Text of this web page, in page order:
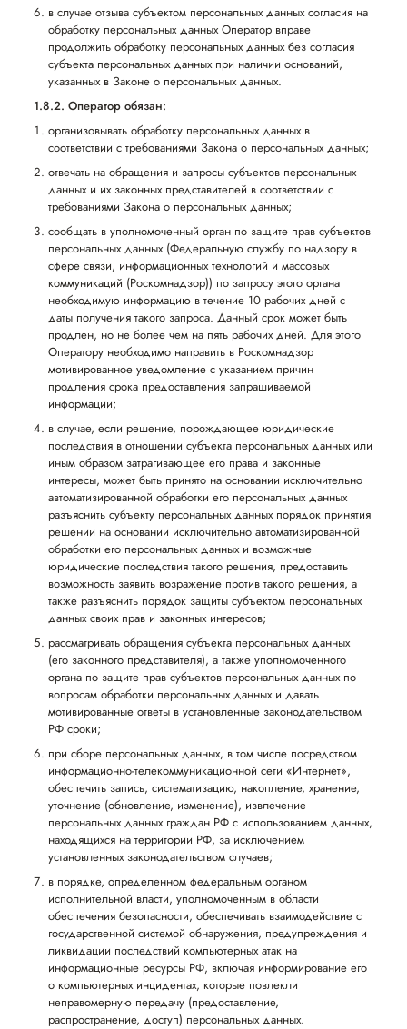
в случае отзыва субъектом персональных данных согласия на
обработку персональных данных Оператор вправе
продолжить обработку персональных данных без согласия
субъекта персональных данных при наличии оснований,
указанных в Законе о персональных данных.
1.8.2. Оператор обязан:
организовывать обработку персональных данных в
соответствии с требованиями Закона о персональных данных;
отвечать на обращения и запросы субъектов персональных
данных и их законных представителей в соответствии с
требованиями Закона о персональных данных;
сообщать в уполномоченный орган по защите прав субъектов
персональных данных (Федеральную службу по надзору в
сфере связи, информационных технологий и массовых
коммуникаций (Роскомнадзор)) по запросу этого органа
необходимую информацию в течение 10 рабочих дней с
даты получения такого запроса. Данный срок может быть
продлен, но не более чем на пять рабочих дней. Для этого
Оператору необходимо направить в Роскомнадзор
мотивированное уведомление с указанием причин
продления срока предоставления запрашиваемой
информации;
в случае, если решение, порождающее юридические
последствия в отношении субъекта персональных данных или
иным образом затрагивающее его права и законные
интересы, может быть принято на основании исключительно
автоматизированной обработки его персональных данных
разъяснить субъекту персональных данных порядок принятия
решении на основании исключительно автоматизированной
обработки его персональных данных и возможные
юридические последствия такого решения, предоставить
возможность заявить возражение против такого решения, а
также разъяснить порядок защиты субъектом персональных
данных своих прав и законных интересов;
рассматривать обращения субъекта персональных данных
(его законного представителя), а также уполномоченного
органа по защите прав субъектов персональных данных по
вопросам обработки персональных данных и давать
мотивированные ответы в установленные законодательством
РФ сроки;
при сборе персональных данных, в том числе посредством
информационно-телекоммуникационной сети «Интернет»,
обеспечить запись, систематизацию, накопление, хранение,
уточнение (обновление, изменение), извлечение
персональных данных граждан РФ с использованием данных,
находящихся на территории РФ, за исключением
установленных законодательством случаев;
в порядке, определенном федеральным органом
исполнительной власти, уполномоченным в области
обеспечения безопасности, обеспечивать взаимодействие с
государственной системой обнаружения, предупреждения и
ликвидации последствий компьютерных атак на
информационные ресурсы РФ, включая информирование его
о компьютерных инцидентах, которые повлекли
неправомерную передачу (предоставление,
распространение, доступ) персональных данных.